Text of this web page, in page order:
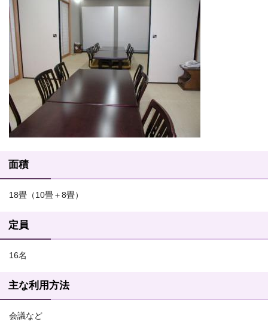
面積
18畳（10畳＋8畳）
定員
16名
主な利用方法
会議など